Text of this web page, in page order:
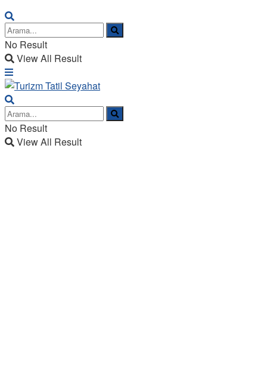
No Result
View All Result
No Result
View All Result